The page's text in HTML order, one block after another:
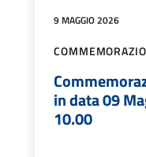
9 MAGGIO 2026
in data 09
10.00